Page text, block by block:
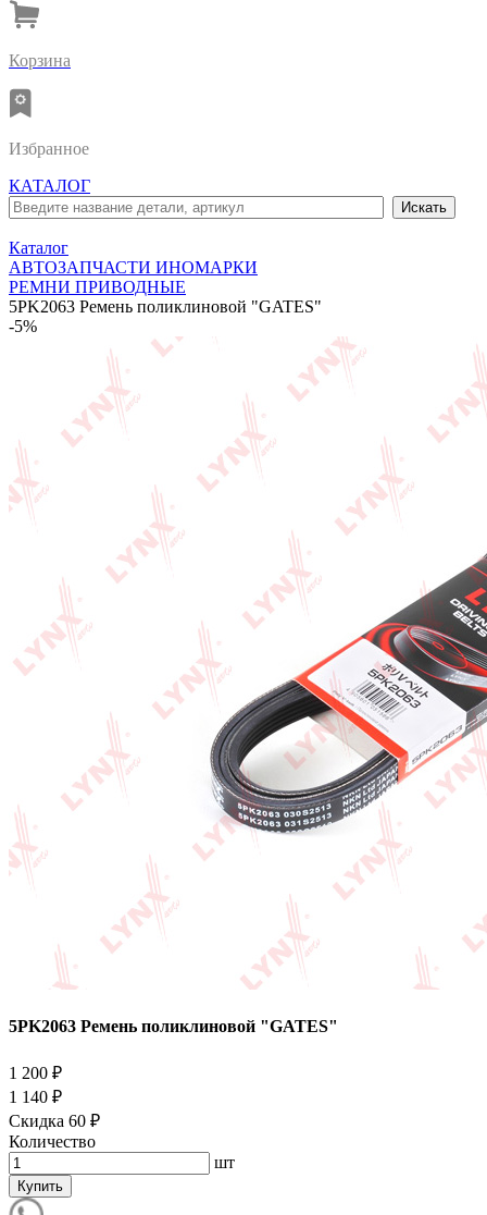
Корзина
Избранное
КАТАЛОГ
Каталог
АВТОЗАПЧАСТИ ИНОМАРКИ
РЕМНИ ПРИВОДНЫЕ
5PK2063 Ремень поликлиновой "GATES"
-5%
5PK2063 Ремень поликлиновой "GATES"
1 200 ₽
1 140 ₽
Скидка 60 ₽
Количество
шт
Купить